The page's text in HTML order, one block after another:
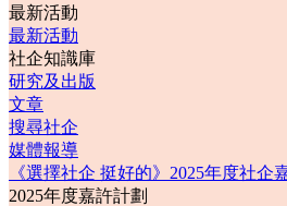
最新活動
最新活動
社企知識庫
研究及出版
文章
搜尋社企
媒體報導
《選擇社企 挺好的》2025年度社企
2025年度嘉許計劃